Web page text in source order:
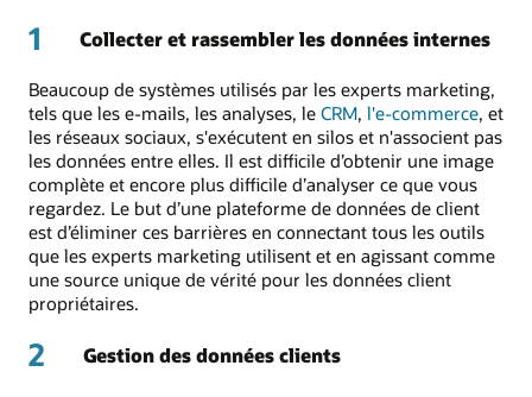
1 Collecter et rassembler les données internes
Beaucoup de systèmes utilisés par les experts marketing,
tels que les e-mails, les analyses, le CRM, l'e-commerce, et
les réseaux sociaux, s'exécutent en silos et n'associent pas
les données entre elles. Il est difficile d’obtenir une image
complète et encore plus difficile d’analyser ce que vous
regardez. Le but d’une plateforme de données de client
est d’éliminer ces barrières en connectant tous les outils
que les experts marketing utilisent et en agissant comme
une source unique de vérité pour les données client
propriétaires.
2 Gestion des données clients